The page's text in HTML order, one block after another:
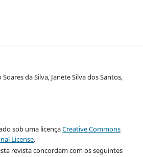
da Silva, Janete Silva dos Santos,
sob uma licençaCreative Commons
License.
revista concordam com os seguintes